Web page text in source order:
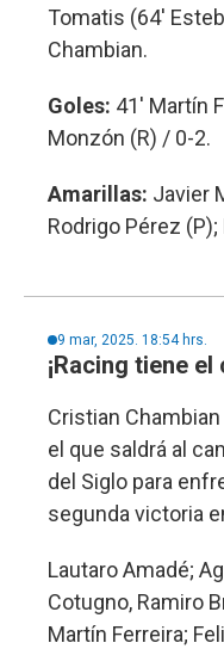
Tomatis (64'
Chambian.
Goles: 41' Martín
Monzón (R) / 0-2.
Amarillas: Javier
Rodrigo Pérez
9 mar, 2025. 18:54 hrs.
¡Racing tiene
Cristian
el que saldrá al
del Siglo para
segunda victoria
Lautaro Amadé;
Cotugno, Ramiro
Martín Ferreira;